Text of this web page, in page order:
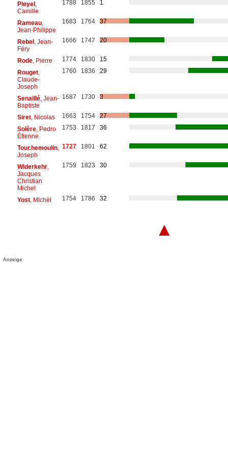
Pleyel,
Camille
1788 1855 1
Rameau,
Jean-Philippe
1683 1764 37
Rebel, Jean-
Féry
1666 1747 20
Rode, Pierre 1774 1830
15
Rouget,
Claude-
Joseph
1760 1836 29
Senaillé, Jean-
Baptiste
1687 1730 3
Siret, Nicolas 1663 1754
27
Solère, Pedro
Étienne
1753 1817 36
Touchemoulin,
Joseph
1727 1801 62
Widerkehr,
Jacques
Christian
Michel
1759 1823 30
Yost, Michèl 1754 1786 32
▲
Anzeige